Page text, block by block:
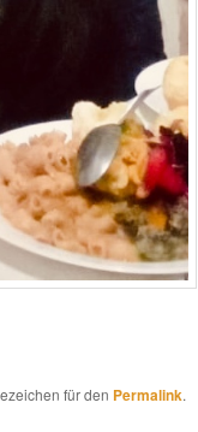
für den Permalink.